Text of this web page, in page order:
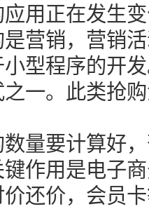
用正在发生
营销，营销
型程序的开
一。此类抢
量要计算好
作用是电子
还价，会员